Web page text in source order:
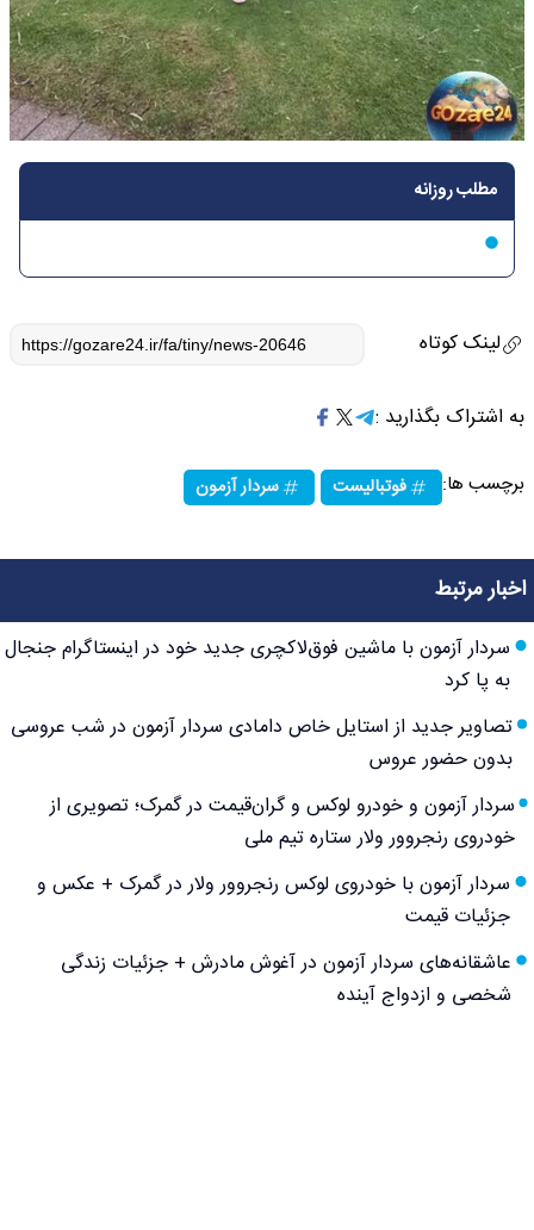
مطلب روزانه
لینک کوتاه
به اشتراک بگذارید :
برچسب ها: فوتبالیست سردار آزمون
اخبار مرتبط
سردار آزمون با ماشین فوق‌لاکچری جدید خود در اینستاگرام جنجال
به پا کرد
تصاویر جدید از استایل خاص دامادی سردار آزمون در شب عروسی
بدون حضور عروس
سردار آزمون و خودرو لوکس و گران‌قیمت در گمرک؛ تصویری از
خودروی رنجروور ولار ستاره تیم ملی
سردار آزمون با خودروی لوکس رنجروور ولار در گمرک + عکس و
جزئیات قیمت
عاشقانه‌های سردار آزمون در آغوش مادرش + جزئیات زندگی
شخصی و ازدواج آینده